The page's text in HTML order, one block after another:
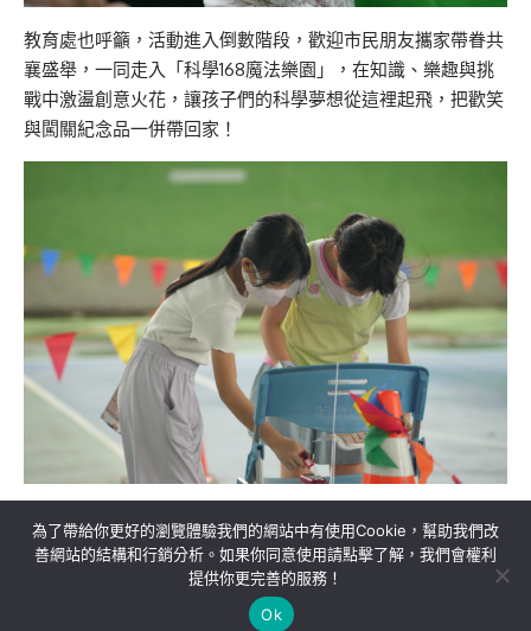
教育處也呼籲，活動進入倒數階段，歡迎市民朋友攜家帶眷共
襄盛舉，一同走入「科學168魔法樂園」，在知識、樂趣與挑
戰中激盪創意火花，讓孩子們的科學夢想從這裡起飛，把歡笑
與闖關紀念品一併帶回家！
關於我們 隱私權政策 聯絡我們
為了帶給你更好的瀏覽體驗我們的網站中有使用Cookie，幫助我們改
善網站的結構和行銷分析。如果你同意使用請點擊了解，我們會權利
提供你更完善的服務！
Ok